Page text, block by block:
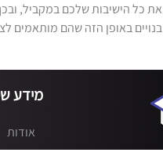
את כל הישיבות שלכם במקביל,
בנויים באופן הזה שהם מותאמים
מידע
אודות